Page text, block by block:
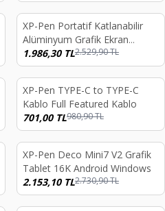
%21
XP-Pen Portatif Katlanabilir
Alüminyum Grafik Ekran
Tablet Standı
1.986,30TL2.529,90TL
%29
XP-Pen TYPE-C to TYPE-C
Kablo Full Featured Kablo
701,00TL980,90TL
%21
XP-Pen Deco Mini7 V2 Grafik
Tablet 16K Android Windows
2.153,10TL2.730,90TL